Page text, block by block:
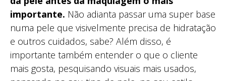
importante. Não adianta passar uma super base
numa pele que visivelmente precisa de hidratação
e outros cuidados, sabe? Além disso, é
importante também entender o que o cliente
mais gosta, pesquisando visuais mais usados,